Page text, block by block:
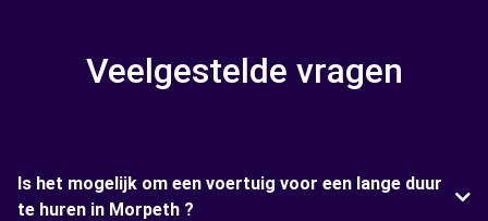
Veelgestelde vragen
Is het mogelijk om een voertuig voor een lange duur
te huren in Morpeth ?